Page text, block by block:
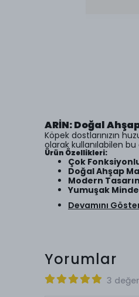
ARİN: Doğal
Köpek dostlarınızın
olarak kullanılabilen bu
Ürün Özellikleri:
Çok
Doğal Ahşap
Modern
Yumuşak
Devamını
Yorumlar
3